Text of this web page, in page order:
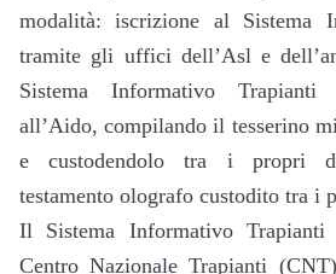
modalità: iscrizione al Sistema
tramite gli uffici dell’Asl e
Sistema Informativo Trapianti
all’Aido, compilando il tesserino
e custodendolo tra i propri
testamento olografo custodito tra i
Il Sistema Informativo
Centro Nazionale Trapianti